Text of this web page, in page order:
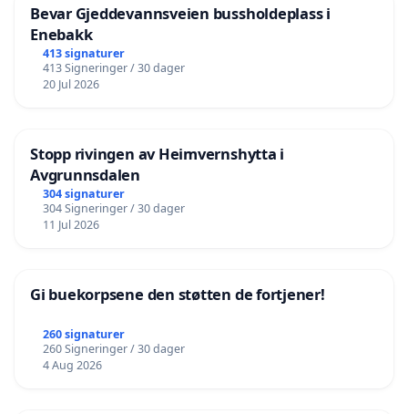
Bevar Gjeddevannsveien bussholdeplass i
Enebakk
413 signaturer
413 Signeringer / 30 dager
20 Jul 2026
Stopp rivingen av Heimvernshytta i
Avgrunnsdalen
304 signaturer
304 Signeringer / 30 dager
11 Jul 2026
Gi buekorpsene den støtten de fortjener!
260 signaturer
260 Signeringer / 30 dager
4 Aug 2026